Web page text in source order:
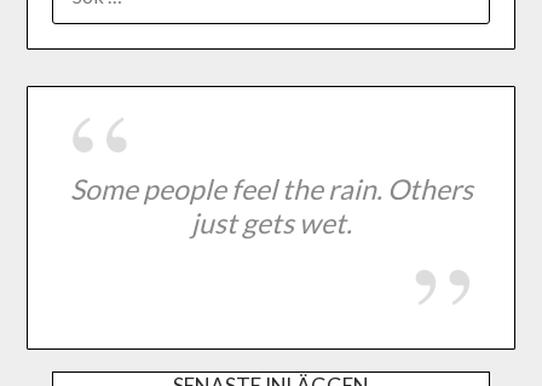
Some people feel the rain. Others
just gets wet.